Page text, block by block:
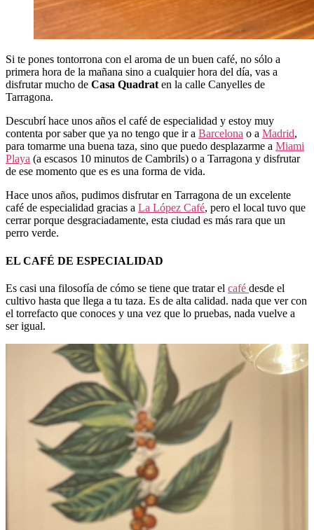
Si te pones tontorrona con el aroma de un buen café, no sólo a
primera hora de la mañana sino a cualquier hora del día, vas a
disfrutar mucho de Casa Quadraten la calle Canyelles de
Tarragona.
Descubrí hace unos años el café de especialidad y estoy muy
contenta por saber que ya no tengo que ir a Barcelona o a Madrid,
para tomarme una buena taza, sino que puedo desplazarme a Miami
Playa (a escasos 10 minutos de Cambrils) o a Tarragona y disfrutar
de ese momento que es es una forma de vida.
Hace unos años, pudimos disfrutar en Tarragona de un excelente
café de especialidad gracias a La López Café, pero el local tuvo que
cerrar porque desgraciadamente, esta ciudad es más rara que un
perro verde.
EL CAFÉ DE ESPECIALIDAD
Es casi una filosofía de cómo se tiene que tratar el café desde el
cultivo hasta que llega a tu taza. Es de alta calidad. nada que ver con
el torrefacto que conoces y una vez que lo pruebas, nada vuelve a
ser igual.